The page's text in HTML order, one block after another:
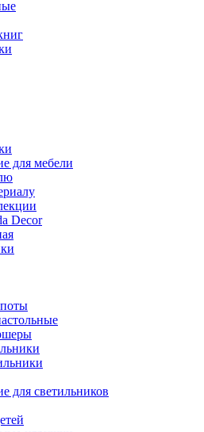
для мебели
Decor
для светильников